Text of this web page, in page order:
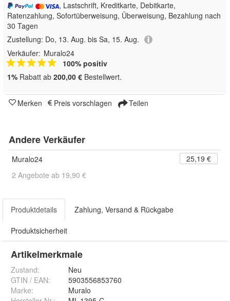
, Lastschrift, Kreditkarte, Debitkarte,
Ratenzahlung, Sofortüberweisung, Überweisung, Bezahlung nach
30 Tagen
Zustellung: Do, 13. Aug. bis Sa, 15. Aug.
Verkäufer: Muralo24
100% positiv
1% Rabatt ab 200,00 € Bestellwert.
Merken Preis vorschlagen Teilen
Andere Verkäufer
Muralo24
25,19 €
2 Angebote ab 19,90 €
Produktdetails Zahlung, Versand & Rückgabe
Produktsicherheit
Artikelmerkmale
Zustand:
Neu
GTIN / EAN:
5903556853760
Marke:
Muralo